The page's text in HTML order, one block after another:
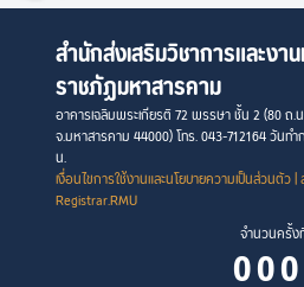
สำนักส่งเสริมวิชาการและงา
ราชภัฏมหาสารคาม
อาคารเฉลิมพระเกียรติ 72 พรรษา ชั้น 2 (80 ถ
จ.มหาสารคาม 44000) โทร. 043-712164 วันท
น.
เงื่อนไขการใช้งานและนโยบายความเป็นส่วนตัว|
Registrar.RMU
จำนวนครั้ง